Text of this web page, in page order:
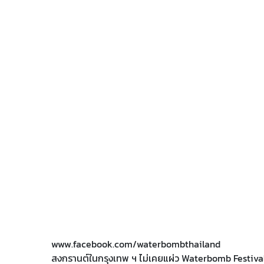
www.facebook.com/waterbombthailand
สงกรานต์ในกรุงเทพ ฯ ไม่เคยแผ่ว Waterbomb